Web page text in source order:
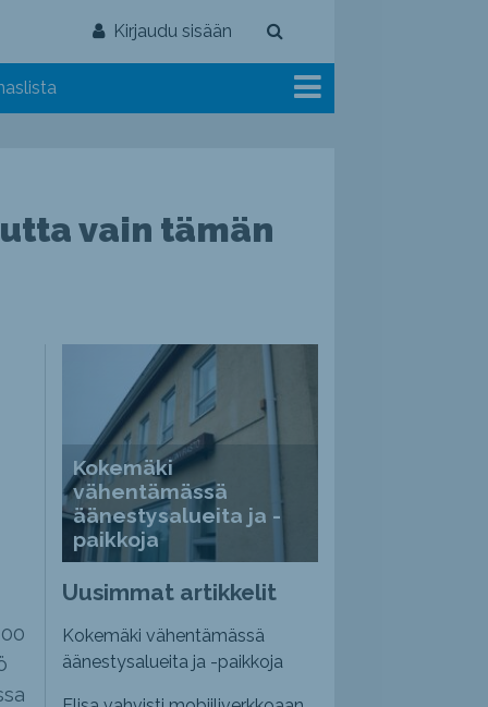
Kirjaudu sisään
vain tämän
Kokemäki
vähentämässä
äänestysalueita ja -
paikkoja
Uusimmat artikkelit
Kokemäki vähentämässä
äänestysalueita ja -paikkoja